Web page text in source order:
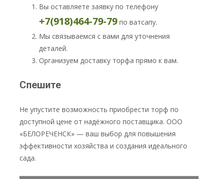
Вы оставляете заявку по телефону
+7(918)464-79-79 по ватсапу.
Мы связываемся с вами для уточнения
деталей.
Организуем доставку торфа прямо к вам.
Спешите
Не упустите возможность приобрести торф по
доступной цене от надёжного поставщика. ООО
«БЕЛОРЕЧЕНСК» — ваш выбор для повышения
эффективности хозяйства и создания идеального
сада.